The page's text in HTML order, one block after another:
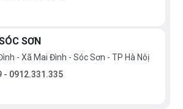
SƠN
- Xã Mai Đình - Sóc Sơn - TP Hà Nôị
- 0912.331.335